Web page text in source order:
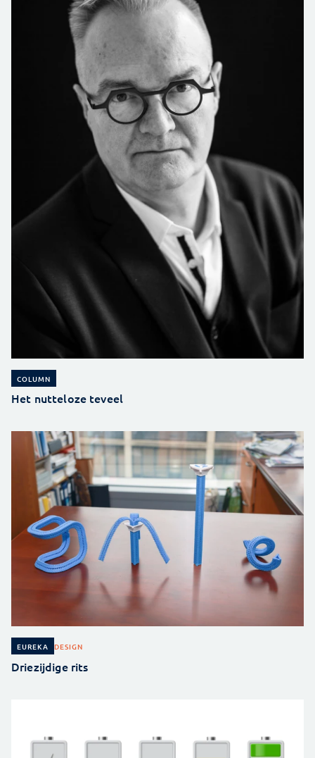
COLUMN
Het nutteloze teveel
EUREKA DESIGN
Driezijdige rits